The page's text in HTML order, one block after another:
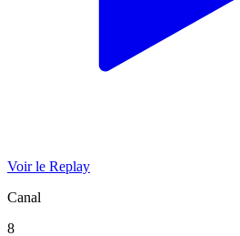
Voir le Replay
Canal
8